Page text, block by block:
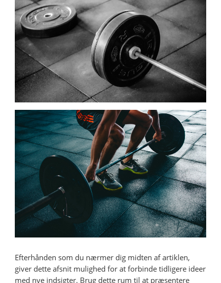
Efterhånden som du nærmer dig midten af artiklen,
giver dette afsnit mulighed for at forbinde tidligere ideer
med nye indsigter. Brug dette rum til at præsentere